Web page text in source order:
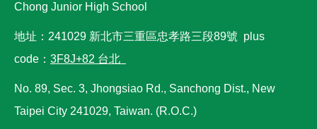
Chong Junior High School
地址：241029 新北市三重區忠孝路三段89號 plus
code： 3F8J+82 台北
No. 89, Sec. 3, Jhongsiao Rd., Sanchong Dist., New
Taipei City 241029, Taiwan. (R.O.C.)